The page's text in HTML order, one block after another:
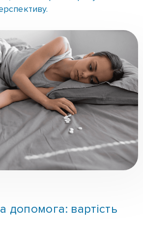
допомога: вартість
реабілітації, лікар-
ступінь залежності, загальний